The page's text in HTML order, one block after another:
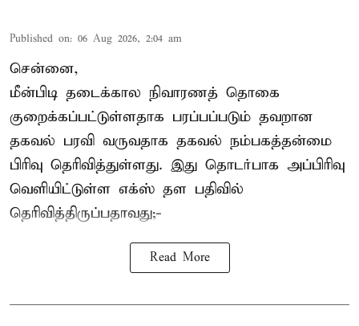
Published on: 06 Aug 2026, 2:04 am
சென்னை,
மீன்பிடி தடைக்கால நிவாரணத் தொகை
குறைக்கப்பட்டுள்ளதாக பரப்பப்படும் தவறான
தகவல் பரவி வருவதாக தகவல் நம்பகத்தன்மை
பிரிவு தெரிவித்துள்ளது. இது தொடர்பாக அப்பிரிவு
வெளியிட்டுள்ள எக்ஸ் தள பதிவில்
தெரிவித்திருப்பதாவது;-
Read More